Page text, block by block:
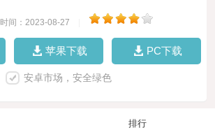
时间：2023-08-27
苹果下载 PC下载
安卓市场，安全绿色
排行